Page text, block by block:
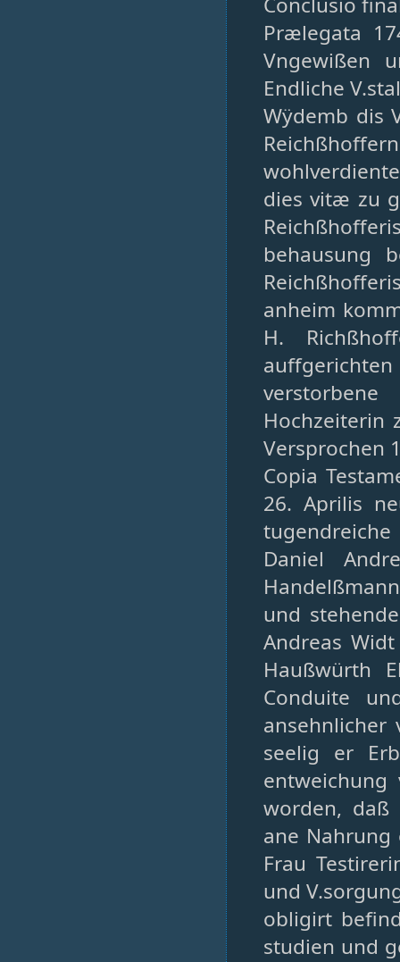
Prælegata
Vngewißen
Endliche
Wÿdemb dis
dies vitæ zu
behausung
anheim
H.
Hochzeiterin
Versprochen
Copia
26. Aprilis
Daniel
und
Andreas
Haußwürth
Conduite
seelig er
worden, daß
ane
Frau
und
obligirt
studien und